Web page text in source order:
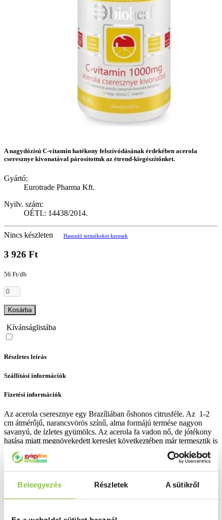
Beleegyezés Részletek A sütikről
A nagydózisú C-vitamin hatékony felszívódásának érdekében acerola
cseresznye kivonatával párosítottuk az étrend-kiegészítőnket.
Gyártó:
Eurotrade Pharma Kft.
Nyilv. szám:
OÉTI.: 14438/2014.
Nincs készleten Hasonló termékeket keresek
3 926 Ft
56 Ft/db
Kosárba
Kívánságlistába
Részletes leírás
Szállítási információk
Fizetési információk
Az acerola cseresznye egy Brazíliában őshonos citrusféle. Az 1-2
cm átmérőjű, narancsvörös színű, alma formájú termése nagyon
savanyú, de ízletes gyümölcs. Az acerola fa vadon nő, de jótékony
hatása miatt megnövekedett kereslet következtében már termesztik is
Dél-Amerikában. A gyümölcs legértékesebb alkotóeleme a C-
vitamin, melyet nagyon magas arányban tartalmaz, összehasonlítás
hasonló mennyiségű zöldpaprika. Az acerola gyümölcs kivonat